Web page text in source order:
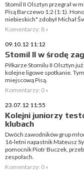
Stomil II Olsztyn przegrał w
Pisą Barczewo 1:2 (1:1).
niebieskich" zdobył Michał
Komentarzy: 8 »
09.10.12 11:12
Stomil II w środę
Piłkarze Stomilu II Olsztyn
kolejne ligowe spotkanie.
miejscową Pisą.
Komentarzy: 0 »
23.07.12 11:55
Kolejni juniorzy
klubach
Dwóch zawodników grup
16-letni napastnik Mateusz
pomocnik Piotr Buczek,
zespołach.
Komentarzy: 0 »